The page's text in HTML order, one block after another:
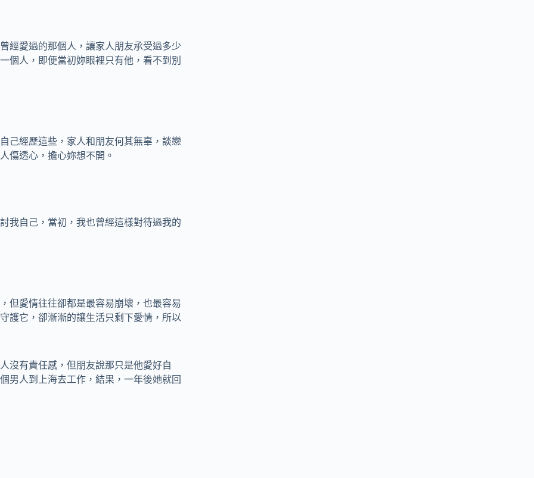
經愛過的那個人，讓家人朋友承受過多少
個人，即便當初妳眼裡只有他，看不到別
己經歷這些，家人和朋友何其無辜，談戀
傷透心，擔心妳想不開。
我自己，當初，我也曾經這樣對待過我的
但愛情往往卻都是最容易崩壞，也最容易
護它，卻漸漸的讓生活只剩下愛情，所以
沒有責任感，但朋友說那只是他愛好自
男人到上海去工作，結果，一年後她就回